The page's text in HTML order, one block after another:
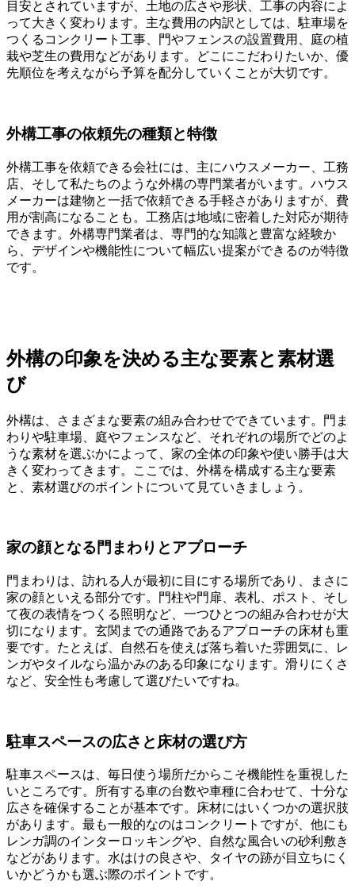
目安とされていますが、土地の広さや形状、工事の内容によ
って大きく変わります。主な費用の内訳としては、駐車場を
つくるコンクリート工事、門やフェンスの設置費用、庭の植
栽や芝生の費用などがあります。どこにこだわりたいか、優
先順位を考えながら予算を配分していくことが大切です。
外構工事の依頼先の種類と特徴
外構工事を依頼できる会社には、主にハウスメーカー、工務
店、そして私たちのような外構の専門業者がいます。ハウス
メーカーは建物と一括で依頼できる手軽さがありますが、費
用が割高になることも。工務店は地域に密着した対応が期待
できます。外構専門業者は、専門的な知識と豊富な経験か
ら、デザインや機能性について幅広い提案ができるのが特徴
です。
外構の印象を決める主な要素と素材選
び
外構は、さまざまな要素の組み合わせでできています。門ま
わりや駐車場、庭やフェンスなど、それぞれの場所でどのよ
うな素材を選ぶかによって、家の全体の印象や使い勝手は大
きく変わってきます。ここでは、外構を構成する主な要素
と、素材選びのポイントについて見ていきましょう。
家の顔となる門まわりとアプローチ
門まわりは、訪れる人が最初に目にする場所であり、まさに
家の顔といえる部分です。門柱や門扉、表札、ポスト、そし
て夜の表情をつくる照明など、一つひとつの組み合わせが大
切になります。玄関までの通路であるアプローチの床材も重
要です。たとえば、自然石を使えば落ち着いた雰囲気に、レ
ンガやタイルなら温かみのある印象になります。滑りにくさ
など、安全性も考慮して選びたいですね。
駐車スペースの広さと床材の選び方
駐車スペースは、毎日使う場所だからこそ機能性を重視した
いところです。所有する車の台数や車種に合わせて、十分な
広さを確保することが基本です。床材にはいくつかの選択肢
があります。最も一般的なのはコンクリートですが、他にも
レンガ調のインターロッキングや、自然な風合いの砂利敷き
などがあります。水はけの良さや、タイヤの跡が目立ちにく
いかどうかも選ぶ際のポイントです。